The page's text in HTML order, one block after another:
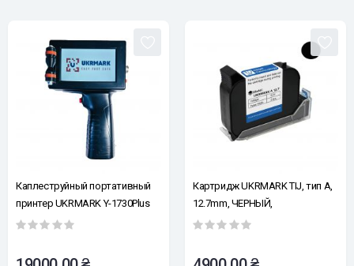
Каплеструйный портативный
принтер UKRMARK Y-1730Plus
12.7мм, в комплекте картридж
автоматической печати на
Картридж UKRMARK TIJ, тип A,
12.7mm, ЧЕРНЫЙ,
сольвентный, повышенная